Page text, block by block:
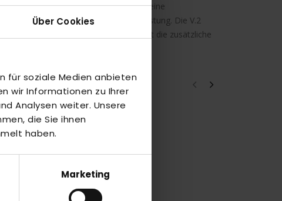
Über Cookies
für soziale Medien anbieten
wir Informationen zu Ihrer
Analysen weiter. Unsere
die Sie ihnen
haben.
Marketing
und kleinere Sachen, wie bspw. eine
Platz und Schutz für deine Ausrüstung. Die V.2
Ein besonderes Highlight ist die zusätzliche